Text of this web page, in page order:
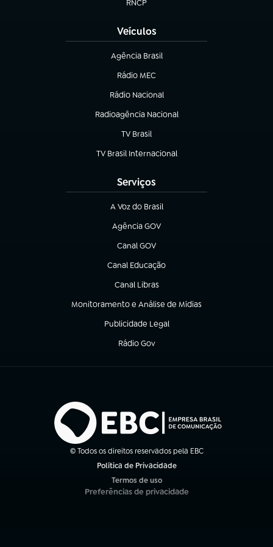
RNCP
(abre em nova aba)
Veículos
Agência Brasil
(abre em nova aba)
Rádio MEC
(abre em nova aba)
Rádio Nacional
Radioagência Nacional
(abre em nova aba)
TV Brasil
(abre em nova aba)
TV Brasil Internacional
(abre em nova aba)
Serviços
A Voz do Brasil
(abre em nova aba)
Agência GOV
(abre em nova aba)
Canal GOV
(abre em nova aba)
Canal Educação
(abre em nova aba)
Canal Libras
(abre em nova aba)
Monitoramento e Análise de Mídias
(abre em nova aba)
Publicidade Legal
(abre em nova aba)
Rádio Gov
(abre em nova aba)
© Todos os direitos reservados pela EBC
Política de Privacidade
Termos de uso
(abre em nova aba)
Preferências de privacidade